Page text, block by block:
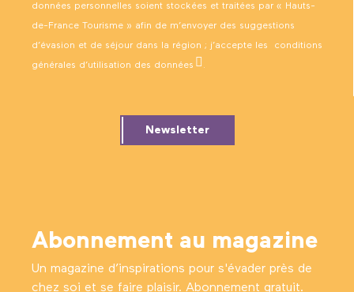
données personnelles soient stockées et traitées par « Hauts-
de-France Tourisme » afin de m’envoyer des suggestions
d’évasion et de séjour dans la région ; j’accepte les conditions
générales d’utilisation des données .
Newsletter
Abonnement au magazine
Un magazine d’inspirations pour s'évader près de
chez soi et se faire plaisir. Abonnement gratuit.